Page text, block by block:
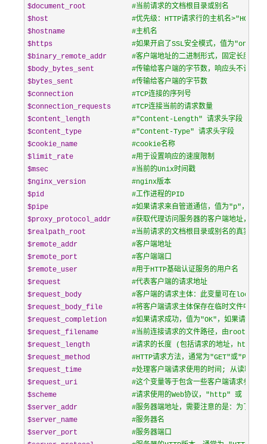
$document_root
#当前请求的文档根目录或别名
$host
#优先级：HTTP请求行的主机名>"HOST"
$hostname
#主机名
$https
#如果开启了SSL安全模式，值为"on"，否
$binary_remote_addr
#客户端地址的二进制形式，固定长度为4
$body_bytes_sent
#传输给客户端的字节数，响应头不计算
$bytes_sent
#传输给客户端的字节数
$connection
#TCP连接的序列号
$connection_requests
#TCP连接当前的请求数量
$content_length
#"Content-Length" 请求头字段
$content_type
#"Content-Type" 请求头字段
$cookie_name
#cookie名称
$limit_rate
#用于设置响应的速度限制
$msec
#当前的Unix时间戳
$nginx_version
#nginx版本
$pid
#工作进程的PID
$pipe
#如果请求来自管道通信，值为"p"，否
$proxy_protocol_addr
#获取代理访问服务器的客户端地址，如
$realpath_root
#当前请求的文档根目录或别名的真实路
$remote_addr
#客户端地址
$remote_port
#客户端端口
$remote_user
#用于HTTP基础认证服务的用户名
$request
#代表客户端的请求地址
$request_body
#客户端的请求主体：此变量可在
$request_body_file
#将客户端请求主体保存在临时文件
$request_completion
#如果请求成功，值为"OK"，如果请求未
$request_filename
#当前连接请求的文件路径，由root或
$request_length
#请求的长度 (包括请求的地址，http请
$request_method
#HTTP请求方法，通常为"GET"或"POST"
$request_time
#处理客户端请求使用的时间; 从读取客
$request_uri
#这个变量等于包含一些客户端请求参
$scheme
#请求使用的Web协议，"http" 或
$server_addr
#服务器端地址，需要注意的是：为了避
$server_name
#服务器名
$server_port
#服务器端口